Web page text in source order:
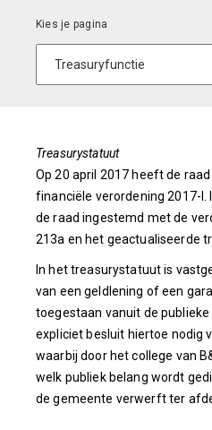
Treasurystatuut
Op 20 april 2017 heeft de
financiële verordening 2017-
de raad ingestemd met de
213a en het geactualiseerde
In het treasurystatuut is
van een geldlening of een
toegestaan vanuit de publieke
expliciet besluit hiertoe nodig
waarbij door het college van
welk publiek belang wordt
de gemeente verwerft ter